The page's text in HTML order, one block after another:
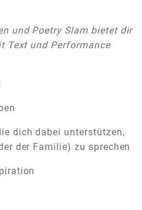
und Poetry Slam bietet dir
Text und Performance
dich dabei unterstützen,
der Familie) zu sprechen